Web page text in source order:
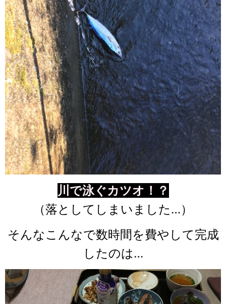
川で泳ぐカツオ！？
（落としてしまいました…）
そんなこんなで数時間を費やして完成
したのは…